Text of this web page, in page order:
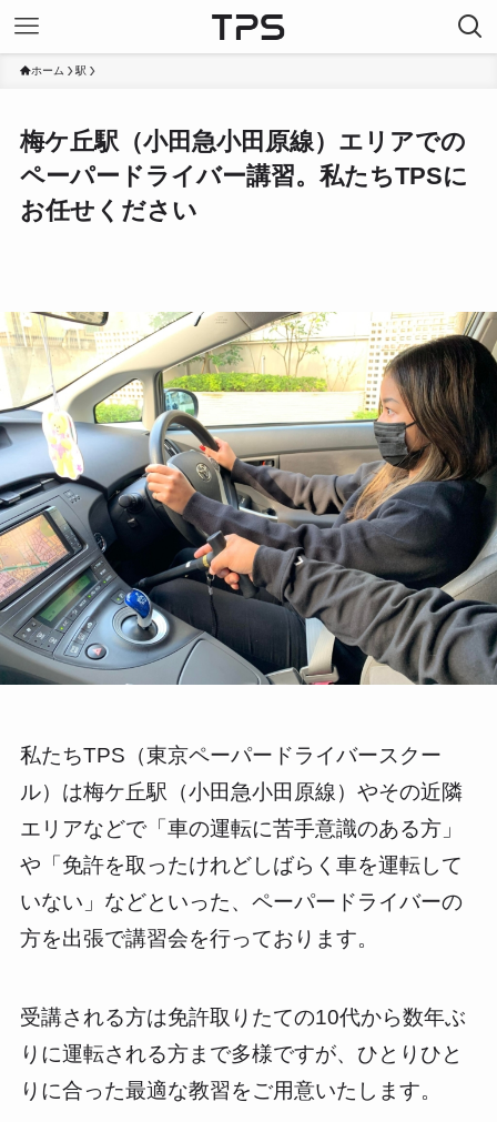
ホーム 駅
梅ケ丘駅（小田急小田原線）エリアでの
ペーパードライバー講習。私たちTPSに
お任せください
私たちTPS（東京ペーパードライバースクー
ル）は梅ケ丘駅（小田急小田原線）やその近隣
エリアなどで「車の運転に苦手意識のある方」
や「免許を取ったけれどしばらく車を運転して
いない」などといった、ペーパードライバーの
方を出張で講習会を行っております。
受講される方は免許取りたての10代から数年ぶ
りに運転される方まで多様ですが、ひとりひと
りに合った最適な教習をご用意いたします。